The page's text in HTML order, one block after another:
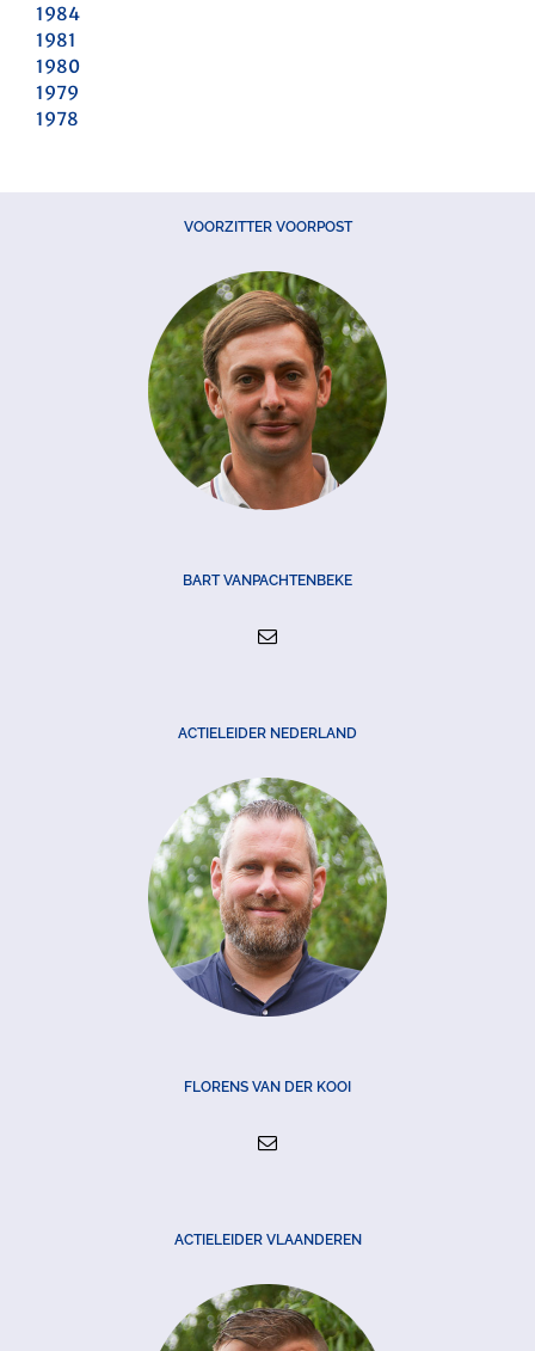
1984
1981
1980
1979
1978
VOORZITTER VOORPOST
BART VANPACHTENBEKE
ACTIELEIDER NEDERLAND
FLORENS VAN DER KOOI
ACTIELEIDER VLAANDEREN